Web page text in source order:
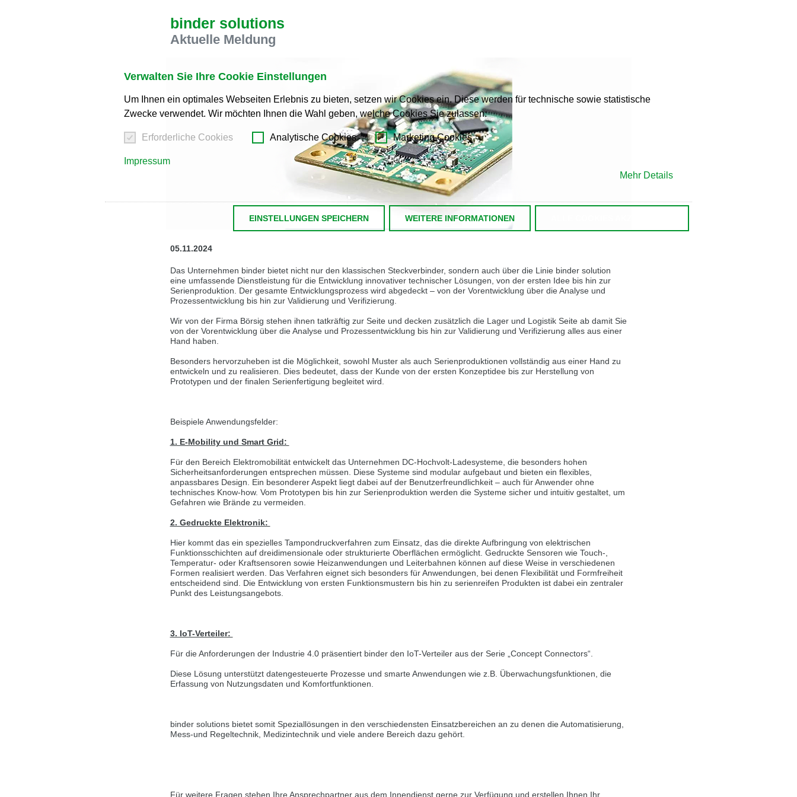
Verwalten Sie Ihre Cookie Einstellungen
Um Ihnen ein optimales Webseiten Erlebnis zu bieten, setzen wir Cookies ein. Diese werden für technische sowie statistische
Zwecke verwendet. Wir möchten Ihnen die Wahl geben, welche Cookies Sie zulassen:
Erforderliche Cookies Analytische Cookies Marketing Cookies
Impressum
Mehr Details
EINSTELLUNGEN SPEICHERN WEITERE INFORMATIONEN
Wir haben erkannt, dass ihr Browser eine andere Sprache als die derzeit angezeigte bevorzugt. Diese Webseite ist auch auf Englisch verfügbar. Möchten
Sie zur Englischen Version wechseln?
We have detected, that your browser prefers another language than the selected one. This website is also available in English. Would you like to switch to
Switch to English version
Wir haben erkannt, dass ihr Browser eine andere Sprache als die derzeit angezeigte bevorzugt. Diese Webseite ist auch auf Tschechisch verfügbar.
Möchten Sie zur Tschechischen Version wechseln?
Zur tschechischen Version wechseln Auf dieser Version bleiben
Zdá se, že Váš prohlížeč je v jiném jazyce, než jaký je momentálně používán. Tato stránka je k dispozici i v češtině. Chcete přepnout na českou verzi?
Přepnout na českou verzi Zůstaňte v této verzi
We have detected, that your browser prefers another language than the selected one. This website is also available in German. Would you like to switch to
Wir haben erkannt, dass ihr Browser eine andere Sprache als die derzeit angezeigte bevorzugt. Diese Webseite ist auch auf Deutsch verfügbar. Möchten
Sie zur Deutschen Version wechseln?
We have detected, that your browser prefers another language than the selected one. This website is also available in Czech. Would you like to switch to the
Switch to Czech version Stay on this version
Zdá se, že Váš prohlížeč je v jiném jazyce, než jaký je momentálně používán. Tato stránka je k dispozici i v češtině. Chcete přepnout na českou verzi?
Váš prohlížeč se zdá být v jiném jazyce, než je právě používaný jazyk. Tato stránka je také k dispozici v němčině. Přejete si přejít na německou verzi?
Wir haben erkannt, dass ihr Browser eine andere Sprache als die derzeit angezeigte bevorzugt. Diese Webseite ist auch auf Deutsch verfügbar. Möchten
Sie zur Deutschen Version wechseln?
Zur deutschen Version wechseln Auf dieser Version bleiben
Váš prohlížeč se zdá být v jiném jazyce, než je právě používaný jazyk. Tato stránka je k dispozici také v angličtině. Přejete si přepnout na anglickou verzi?
Přepněte na anglickou verzi Zůstaňte v této verzi
We have detected, that your browser prefers another language than the selected one. This website is also available in English. Would you like to switch to
the English version?
binder solutions
Aktuelle Meldung
05.11.2024
Das Unternehmen binder bietet nicht nur den klassischen Steckverbinder, sondern auch über die Linie binder solution
eine umfassende Dienstleistung für die Entwicklung innovativer technischer Lösungen, von der ersten Idee bis hin zur
Serienproduktion. Der gesamte Entwicklungsprozess wird abgedeckt – von der Vorentwicklung über die Analyse und
Prozessentwicklung bis hin zur Validierung und Verifizierung.
Wir von der Firma Börsig stehen ihnen tatkräftig zur Seite und decken zusätzlich die Lager und Logistik Seite ab damit Sie
von der Vorentwicklung über die Analyse und Prozessentwicklung bis hin zur Validierung und Verifizierung alles aus einer
Hand haben.
Besonders hervorzuheben ist die Möglichkeit, sowohl Muster als auch Serienproduktionen vollständig aus einer Hand zu
entwickeln und zu realisieren. Dies bedeutet, dass der Kunde von der ersten Konzeptidee bis zur Herstellung von
Prototypen und der finalen Serienfertigung begleitet wird.
Beispiele Anwendungsfelder:
1. E-Mobility und Smart Grid:
Für den Bereich Elektromobilität entwickelt das Unternehmen DC-Hochvolt-Ladesysteme, die besonders hohen
Sicherheitsanforderungen entsprechen müssen. Diese Systeme sind modular aufgebaut und bieten ein flexibles,
anpassbares Design. Ein besonderer Aspekt liegt dabei auf der Benutzerfreundlichkeit – auch für Anwender ohne
technisches Know-how. Vom Prototypen bis hin zur Serienproduktion werden die Systeme sicher und intuitiv gestaltet, um
Gefahren wie Brände zu vermeiden.
2. Gedruckte Elektronik:
Hier kommt das ein spezielles Tampondruckverfahren zum Einsatz, das die direkte Aufbringung von elektrischen
Funktionsschichten auf dreidimensionale oder strukturierte Oberflächen ermöglicht. Gedruckte Sensoren wie Touch-,
Temperatur- oder Kraftsensoren sowie Heizanwendungen und Leiterbahnen können auf diese Weise in verschiedenen
Formen realisiert werden. Das Verfahren eignet sich besonders für Anwendungen, bei denen Flexibilität und Formfreiheit
entscheidend sind. Die Entwicklung von ersten Funktionsmustern bis hin zu serienreifen Produkten ist dabei ein zentraler
Punkt des Leistungsangebots.
3. IoT-Verteiler:
Für die Anforderungen der Industrie 4.0 präsentiert binder den IoT-Verteiler aus der Serie „Concept Connectors“.
Diese Lösung unterstützt datengesteuerte Prozesse und smarte Anwendungen wie z.B. Überwachungsfunktionen, die
Erfassung von Nutzungsdaten und Komfortfunktionen.
binder solutions bietet somit Speziallösungen in den verschiedensten Einsatzbereichen an zu denen die Automatisierung,
Mess-und Regeltechnik, Medizintechnik und viele andere Bereich dazu gehört.
Für weitere Fragen stehen Ihre Ansprechpartner aus dem Innendienst gerne zur Verfügung und erstellen Ihnen Ihr